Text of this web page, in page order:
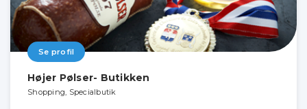
Se profil
Højer Pølser- Butikken
Shopping, Specialbutik